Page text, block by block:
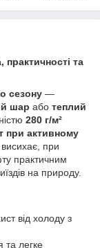
та
сезону —
шар або теплий
280 г/м²
при активному
при
практичним
на природу.
від холоду з
та легке